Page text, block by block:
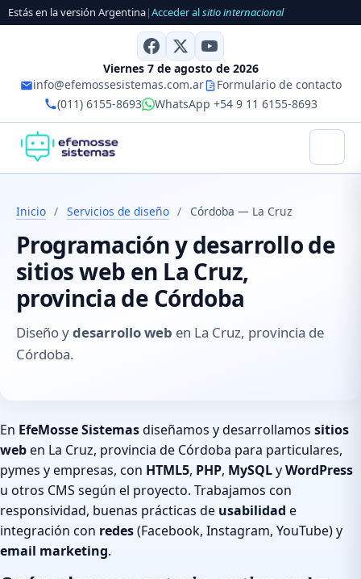
Estás en la versión Argentina|Acceder alsitio internacional
Viernes 7 de agosto de 2026
info@efemossesistemas.com.ar
Formulario de contacto
(011) 6155-8693
WhatsApp +54 9 11 6155-8693
Inicio / Servicios de diseño / Córdoba — La Cruz
Programación y desarrollo de
sitios web en La Cruz,
provincia de Córdoba
Diseño ydesarrollo web en La Cruz, provincia de
Córdoba.
En EfeMosse Sistemasdiseñamos y desarrollamos sitios
weben La Cruz, provincia de Córdoba para particulares,
pymes y empresas, con HTML5, PHP, MySQLyWordPress
u otros CMS según el proyecto. Trabajamos con
responsividad, buenas prácticas de usabilidad e
integración con redes(Facebook, Instagram, YouTube) y
email marketing.